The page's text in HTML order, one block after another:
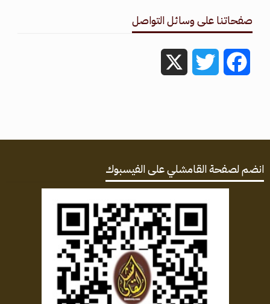
صفحاتنا على وسائل التواصل
Facebook
Twitter
انضم لصفحة القامشلي على الفيسبوك